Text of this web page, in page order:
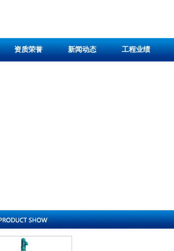
资质荣誉 新闻动态 工程业绩